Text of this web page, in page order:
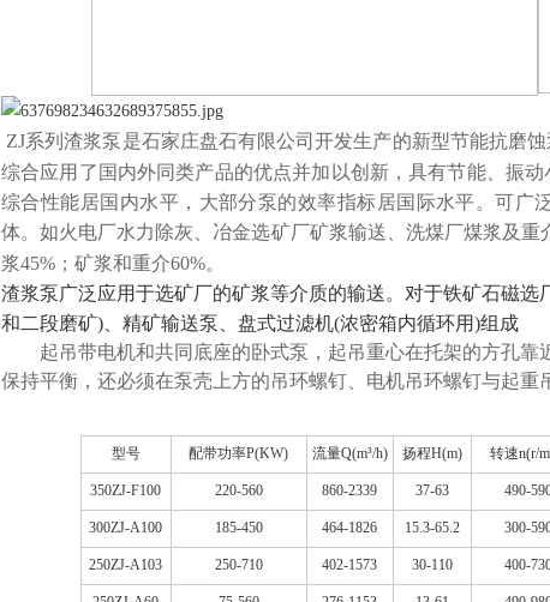
ZJ系列渣浆泵是石家庄盘石有限公司开发生产的新型节能抗磨
综合应用了国内外同类产品的优点并加以创新，具有节能、振
综合性能居国内水平，大部分泵的效率指标居国际水平。可广
体。如火电厂水力除灰、冶金选矿厂矿浆输送、 洗煤厂煤浆及重
浆45%；矿浆和重介60%。
渣浆泵广泛应用于选矿厂的矿浆等介质的输送。对于铁矿石磁选
和二段磨矿)、精矿输送泵、盘式过滤机(浓密箱内循环用)组成
起吊带电机和共同底座的卧式泵，起吊重心在托架的方孔靠
保持平衡，还必须在泵壳上方的吊环螺钉、电机吊环螺钉与起重
型号 配带功率P(KW) 流量Q(m³/h) 扬程H(m) 转速n(r/
350ZJ-F100 220-560 860-2339 37-63 490-
300ZJ-A100 185-450 464-1826 15.3-65.2 300-
250ZJ-A103 250-710 402-1573 30-110 400-